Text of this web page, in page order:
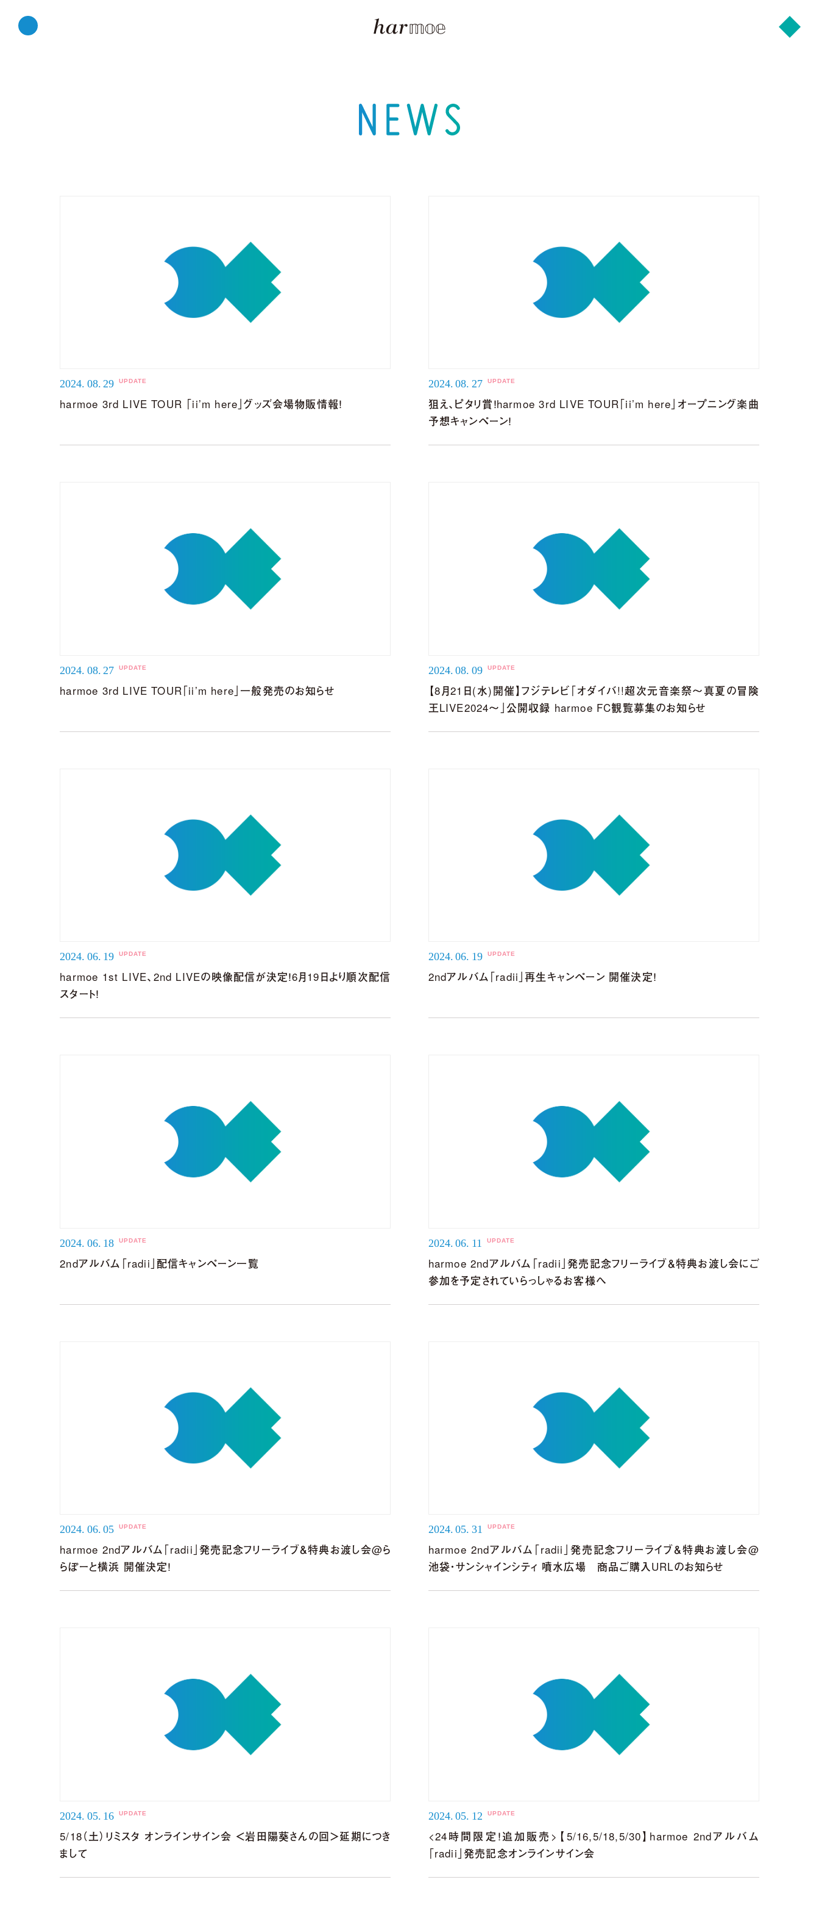
2026.04.22
2026.
「harmoe」×「HMV」 5周年記念POP UP SHOPグッズ事後通販 決定！
【harmoe】『Tilt』Music Video Full ver.【3rdアルバム】
2024. 08. 29
harmoe 3rd LIVE TOUR 「ii’m here」グッズ会場物販情報！
2024. 08. 27
狙え、ピタリ賞！harmoe 3rd LIVE TOUR「ii’m here」オープニング楽曲
予想キャンペーン！
2024. 08. 27
harmoe 3rd LIVE TOUR「ii’m here」一般発売のお知らせ
2024. 08. 09
【8月21日(水)開催】フジテレビ「オダイバ!!超次元音楽祭〜真夏の冒険
王LIVE2024〜」公開収録 harmoe FC観覧募集のお知らせ
2024. 06. 19
harmoe 1st LIVE、2nd LIVEの映像配信が決定！6月19日より順次配信
スタート！
2024. 06. 19
2ndアルバム「radii」再生キャンペーン 開催決定！
2024. 06. 18
2ndアルバム「radii」配信キャンペーン一覧
2024. 06. 11
harmoe 2ndアルバム「radii」発売記念フリーライブ＆特典お渡し会にご
参加を予定されていらっしゃるお客様へ
2024. 06. 05
harmoe 2ndアルバム「radii」発売記念フリーライブ＆特典お渡し会@ら
らぽーと横浜 開催決定！
2024. 05. 31
harmoe 2ndアルバム「radii」発売記念フリーライブ＆特典お渡し会@
池袋・サンシャインシティ 噴水広場 商品ご購入URLのお知らせ
2024. 05. 16
5/18（土）リミスタ オンラインサイン会 ＜岩田陽葵さんの回＞延期につき
まして
2024. 05. 12
<24時間限定！追加販売>【5/16,5/18,5/30】harmoe 2ndアルバム
「radii」発売記念オンラインサイン会